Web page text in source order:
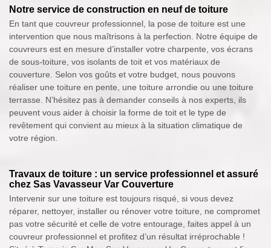
Notre service de construction en neuf de toiture
En tant que couvreur professionnel, la pose de toiture est une
intervention que nous maîtrisons à la perfection. Notre équipe de
couvreurs est en mesure d’installer votre charpente, vos écrans
de sous-toiture, vos isolants de toit et vos matériaux de
couverture. Selon vos goûts et votre budget, nous pouvons
réaliser une toiture en pente, une toiture arrondie ou une toiture
terrasse. N’hésitez pas à demander conseils à nos experts, ils
peuvent vous aider à choisir la forme de toit et le type de
revêtement qui convient au mieux à la situation climatique de
votre région.
Travaux de toiture : un service professionnel et assuré
chez Sas Vavasseur Var Couverture
Intervenir sur une toiture est toujours risqué, si vous devez
réparer, nettoyer, installer ou rénover votre toiture, ne compromet
pas votre sécurité et celle de votre entourage, faites appel à un
couvreur professionnel et profitez d’un résultat irréprochable !